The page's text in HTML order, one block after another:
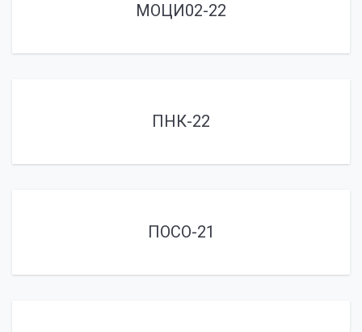
МОЦИ02-22
ПНК-22
ПОСО-21